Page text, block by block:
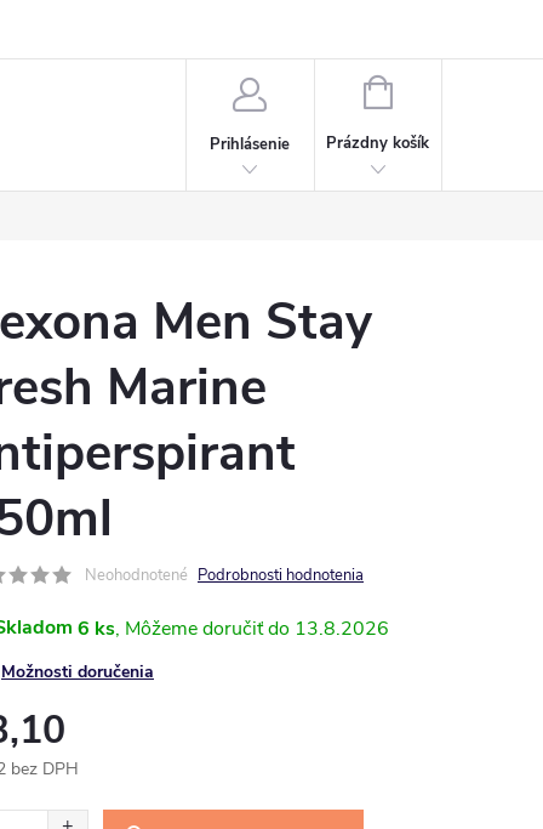
Prihlásenie
NÁKUPNÝ
Prázdny košík
Men Stay
Marine
Neohodnotené Podrobnosti hodnotenia
6 ks 13.8.2026
Možnosti doručenia
bez DPH